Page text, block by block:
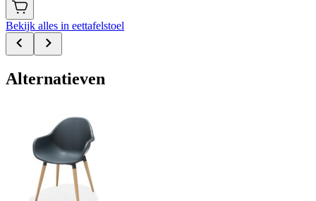
Bekijk alles in eettafelstoel
Alternatieven